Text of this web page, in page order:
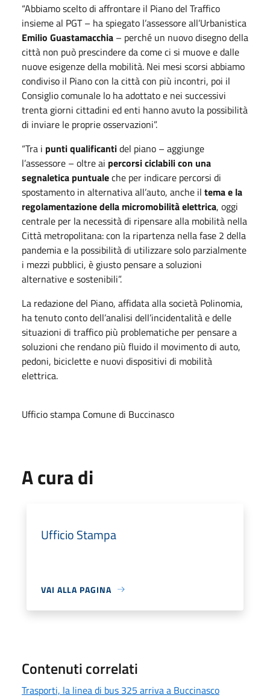
“Abbiamo scelto di affrontare il Piano del Traffico
insieme al PGT – ha spiegato l’assessore all’Urbanistica
Emilio Guastamacchia – perché un nuovo disegno della
città non può prescindere da come ci si muove e dalle
nuove esigenze della mobilità. Nei mesi scorsi abbiamo
condiviso il Piano con la città con più incontri, poi il
Consiglio comunale lo ha adottato e nei successivi
trenta giorni cittadini ed enti hanno avuto la possibilità
di inviare le proprie osservazioni”.
“Tra i punti qualificantidel piano – aggiunge
l’assessore – oltre ai percorsi ciclabili con una
segnaletica puntualeche per indicare percorsi di
spostamento in alternativa all’auto, anche il tema e la
regolamentazione della micromobilità elettrica, oggi
centrale per la necessità di ripensare alla mobilità nella
Città metropolitana: con la ripartenza nella fase 2 della
pandemia e la possibilità di utilizzare solo parzialmente
i mezzi pubblici, è giusto pensare a soluzioni
alternative e sostenibili”.
La redazione del Piano, affidata alla società Polinomia,
ha tenuto conto dell’analisi dell’incidentalità e delle
situazioni di traffico più problematiche per pensare a
soluzioni che rendano più fluido il movimento di auto,
pedoni, biciclette e nuovi dispositivi di mobilità
elettrica.
Ufficio stampa Comune di Buccinasco
A cura di
Ufficio Stampa
VAI ALLA PAGINA
Contenuti correlati
Trasporti, la linea di bus 325 arriva a Buccinasco